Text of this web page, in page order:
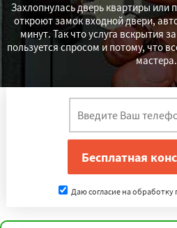
Захлопнулась дверь квартиры или
откроют замок входной двери,
минут. Так что услуга вскрытия
пользуется спросом и потому, что
мастера.
Даю согласие на